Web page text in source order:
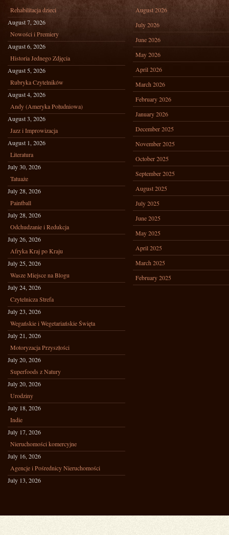
Rehabilitacja dzieci
August 7, 2026
Nowości i Premiery
August 6, 2026
Historia Jednego Zdjęcia
August 5, 2026
Rubryka Czytelników
August 4, 2026
Andy (Ameryka Południowa)
August 3, 2026
Jazz i Improwizacja
August 1, 2026
Literatura
July 30, 2026
Tatuaże
July 28, 2026
Paintball
July 28, 2026
Odchudzanie i Redukcja
July 26, 2026
Afryka Kraj po Kraju
July 25, 2026
Wasze Miejsce na Blogu
July 24, 2026
Czytelnicza Strefa
July 23, 2026
Wegańskie i Wegetariańskie Święta
July 21, 2026
Motoryzacja Przyszłości
July 20, 2026
Superfoods z Natury
July 20, 2026
Urodziny
July 18, 2026
Indie
July 17, 2026
Nieruchomości komercyjne
July 16, 2026
Agencje i Pośrednicy Nieruchomości
July 13, 2026
August 2026
July 2026
June 2026
May 2026
April 2026
March 2026
February 2026
January 2026
December 2025
November 2025
October 2025
September 2025
August 2025
July 2025
June 2025
May 2025
April 2025
March 2025
February 2025